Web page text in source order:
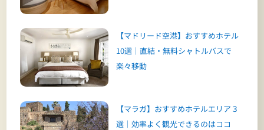
【マドリード空港】おすすめホテル
10選｜直結・無料シャトルバスで
楽々移動
【マラガ】おすすめホテルエリア３
選｜効率よく観光できるのはココ